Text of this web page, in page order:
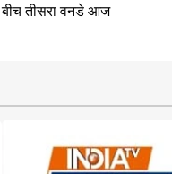
बीच तीसरा वनडे आज